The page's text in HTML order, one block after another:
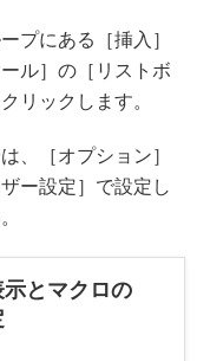
プにある［挿入］
ル］の［リストボ
リックします。
、［オプション］
ー設定］で設定し
示とマクロの